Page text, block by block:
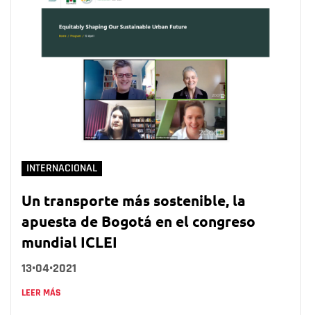
INTERNACIONAL
Un transporte más sostenible, la
apuesta de Bogotá en el congreso
mundial ICLEI
13•04•2021
LEER MÁS